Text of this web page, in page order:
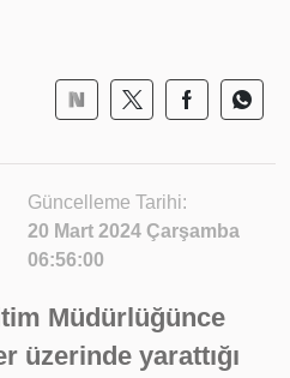
Güncelleme Tarihi:
20 Mart 2024 Çarşamba
06:56:00
Müdürlüğünce
üzerinde yarattığı